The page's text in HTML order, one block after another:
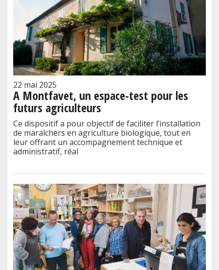
22 mai 2025
A Montfavet, un espace-test pour les
futurs agriculteurs
Ce dispositif a pour objectif de faciliter l’installation
de maraîchers en agriculture biologique, tout en
leur offrant un accompagnement technique et
administratif, réal